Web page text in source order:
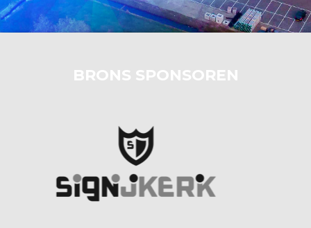
BRONS SPONSOREN